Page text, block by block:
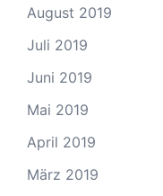
August 2019
Juli 2019
Juni 2019
Mai 2019
April 2019
März 2019